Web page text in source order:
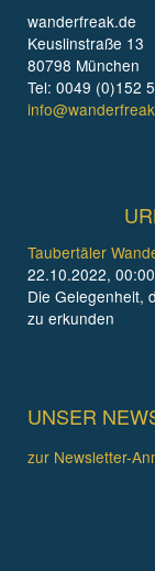
wanderfreak.de
Keuslinstraße 13
80798 München
Tel: 0049 (0)152
Taubertäler
22.10.2022, 00:00
Die Gelegenheit,
zu erkunden
UNSER
zur Newsletter-